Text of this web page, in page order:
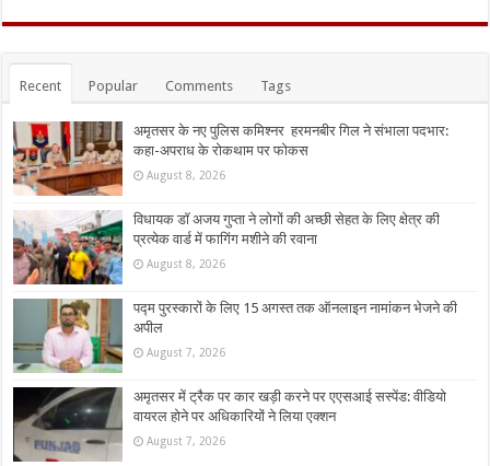
Recent Popular Comments Tags
अमृतसर के नए पुलिस कमिश्नर हरमनबीर गिल ने संभाला पदभार:
कहा-अपराध के रोकथाम पर फोकस
August 8, 2026
विधायक डॉ अजय गुप्ता ने लोगों की अच्छी सेहत के लिए क्षेत्र की
प्रत्येक वार्ड में फागिंग मशीने की रवाना
August 8, 2026
पद्म पुरस्कारों के लिए 15 अगस्त तक ऑनलाइन नामांकन भेजने की
अपील
August 7, 2026
अमृतसर में ट्रैक पर कार खड़ी करने पर एएसआई सस्पेंड: वीडियो
वायरल होने पर अधिकारियों ने लिया एक्शन
August 7, 2026